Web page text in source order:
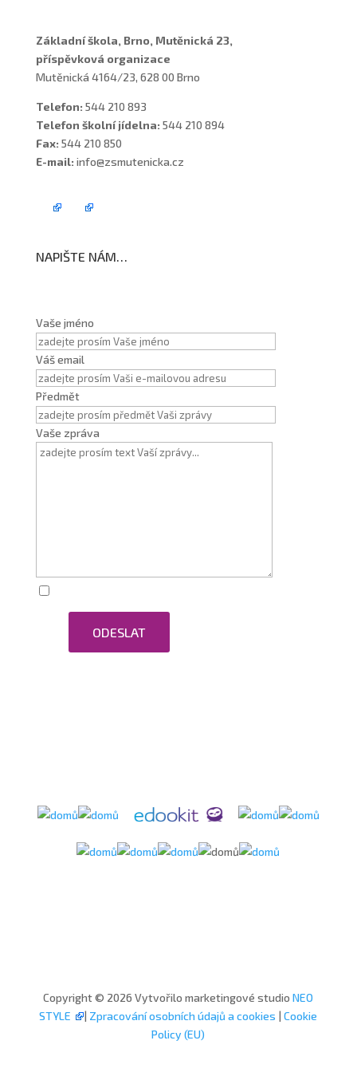
Základní škola, Brno, Mutěnická 23,
příspěvková organizace
Mutěnická 4164/23, 628 00 Brno
Telefon: 544 210 893
Telefon školní jídelna: 544 210 894
Fax: 544 210 850
E-mail: info@zsmutenicka.cz
NAPIŠTE NÁM…
Vaše jméno
Váš email
Předmět
Vaše zpráva
ODESLAT
Copyright © 2026 Vytvořilo marketingové studioNEO
STYLE
| Zpracování osobních údajů a cookies |Cookie
Policy (EU)